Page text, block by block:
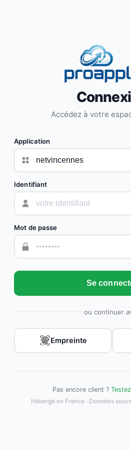
Accédez à votre
Application
Identifiant
Mot de passe
Se
ou continuer
Empreinte
Pas encore client ?
Hébergé en France · Données